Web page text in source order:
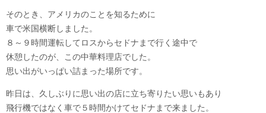
そのとき、アメリカのことを知るために
車で米国横断しました。
８～９時間運転してロスからセドナまで行く途中で
休憩したのが、この中華料理店でした。
思い出がいっぱい詰まった場所です。
昨日は、久しぶりに思い出の店に立ち寄りたい思いもあり
飛行機ではなく車で５時間かけてセドナまで来ました。